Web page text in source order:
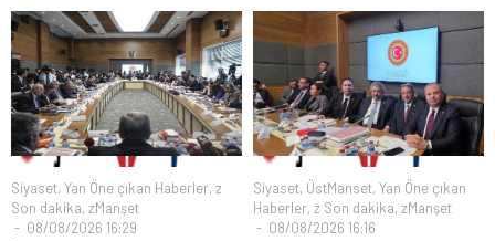
Siyaset, Yan Öne çıkan Haberler, z
Son dakika, zManşet
08/08/2026 16:29
Siyaset, ÜstManset, Yan Öne çıkan
Haberler, z Son dakika, zManşet
08/08/2026 16:16